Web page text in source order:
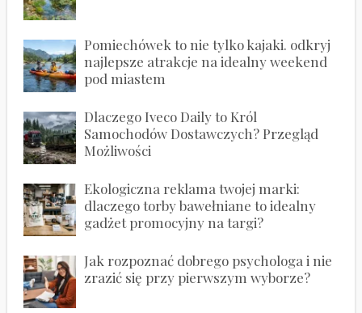
Pomiechówek to nie tylko kajaki. odkryj
najlepsze atrakcje na idealny weekend
pod miastem
Dlaczego Iveco Daily to Król
Samochodów Dostawczych? Przegląd
Możliwości
Ekologiczna reklama twojej marki:
dlaczego torby bawełniane to idealny
gadżet promocyjny na targi?
Jak rozpoznać dobrego psychologa i nie
zrazić się przy pierwszym wyborze?